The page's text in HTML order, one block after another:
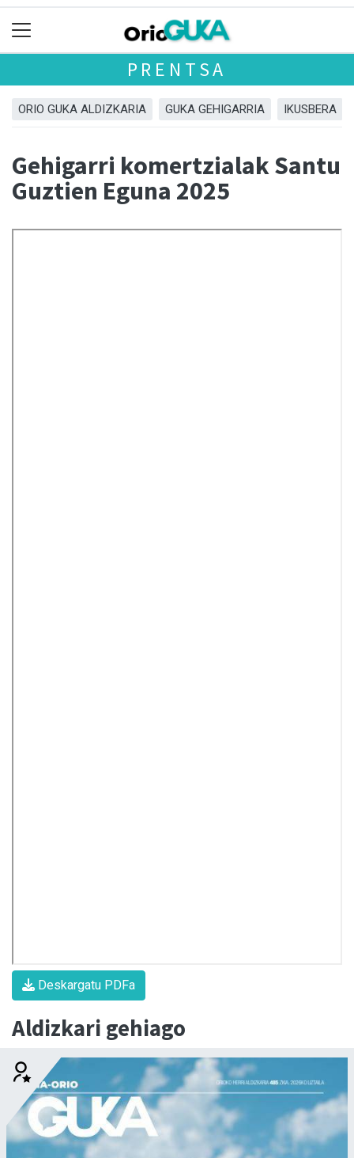
PRENTSA
ORIO GUKA ALDIZKARIA GUKA GEHIGARRIA IKUSBERA
Gehigarri komertzialak Santu
Guztien Eguna 2025
Deskargatu PDFa
Aldizkari gehiago